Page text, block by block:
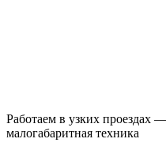
Работаем в узких проездах —
малогабаритная техника